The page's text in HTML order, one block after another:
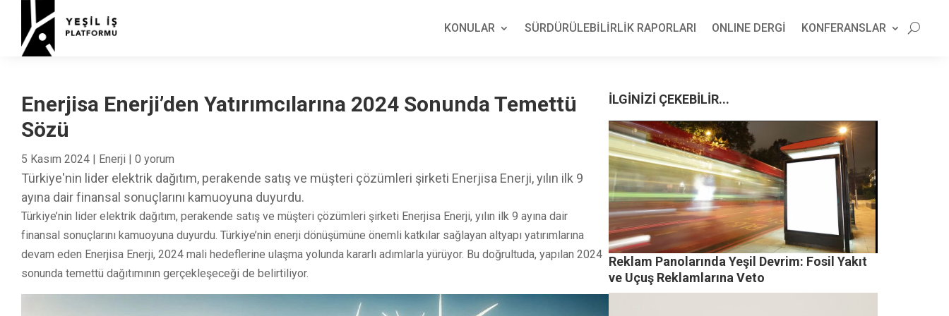
KONULAR SÜRDÜRÜLEBİLİRLİK RAPORLARI ONLINE DERGİ KONFERANSLAR
Enerjisa Enerji’den Yatırımcılarına 2024 Sonunda Temettü
Sözü
5 Kasım 2024 | Enerji | 0 yorum
Türkiye'nin lider elektrik dağıtım, perakende satış ve müşteri çözümleri şirketi Enerjisa Enerji, yılın ilk 9
ayına dair finansal sonuçlarını kamuoyuna duyurdu.
Türkiye’nin lider elektrik dağıtım, perakende satış ve müşteri çözümleri şirketi Enerjisa Enerji, yılın ilk 9 ayına dair
finansal sonuçlarını kamuoyuna duyurdu. Türkiye’nin enerji dönüşümüne önemli katkılar sağlayan altyapı yatırımlarına
devam eden Enerjisa Enerji, 2024 mali hedeflerine ulaşma yolunda kararlı adımlarla yürüyor. Bu doğrultuda, yapılan 2024
sonunda temettü dağıtımının gerçekleşeceği de belirtiliyor.
İLGİNİZİ ÇEKEBİLİR...
Reklam Panolarında Yeşil Devrim: Fosil Yakıt
ve Uçuş Reklamlarına Veto